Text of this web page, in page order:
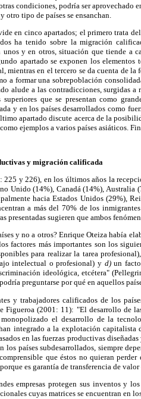
condiciones, podría ser aprovechado
tipo de países se ensanchan.
en cinco apartados; el primero trata
ha tenido sobre la migración
y en otros, situación que tiende a
apartado se exponen los
en el tercero se da cuenta de la
a formar una sobrepoblación
alude a las contradicciones, surgidas
que se presentan como
y en los países desarrollados como
apartado discute acerca de la
ejemplos a varios países asiáticos.
y migración calificada
y 226), en los últimos años la
Unido (14%), Canadá (14%),
hacia Estados Unidos (29%),
a más del 70% de los
presentadas sugieren que ambos
y no a otros? Enrique Oteiza había
factores más importantes son los
para realizar la tarea
intelectual o profesional) y d)un
ideológica, etcétera"
preguntarse por qué en aquellos
y trabajadores calificados de los
Figueroa (2001: 11): "El desarrollo de
monopolizado el desarrollo de la
integrado a la explotación
en las fuerzas productivas diseñadas
países subdesarrollados, siempre
que éstos no quieran
es garantía de transferencia de valor
empresas protegen sus inventos y
cuyas matrices se encuentran en